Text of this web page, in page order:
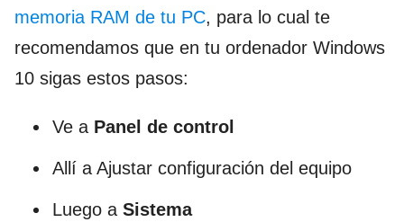
memoria RAM de tu PC, para lo cual te
recomendamos que en tu ordenador Windows
10 sigas estos pasos:
Ve a Panel de control
Allí a Ajustar configuración del equipo
Luego a Sistema